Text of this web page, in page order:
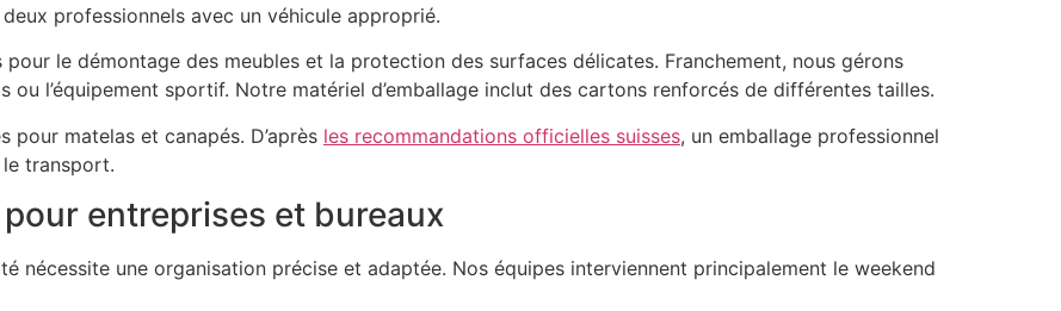
professionnels avec un véhicule approprié.
le démontage des meubles et la protection des surfaces délicates. Franchement, nous gérons
ou l’équipement sportif. Notre matériel d’emballage inclut des cartons renforcés de différentes tailles.
pour matelas et canapés. D’après les recommandations officielles suisses, un emballage professionnel
transport.
entreprises et bureaux
nécessite une organisation précise et adaptée. Nos équipes interviennent principalement le weekend